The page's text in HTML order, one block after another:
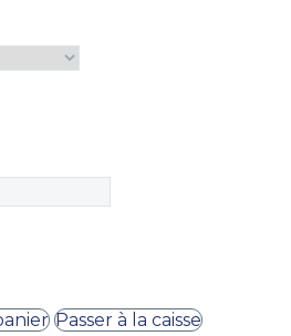
Passer à la caisse